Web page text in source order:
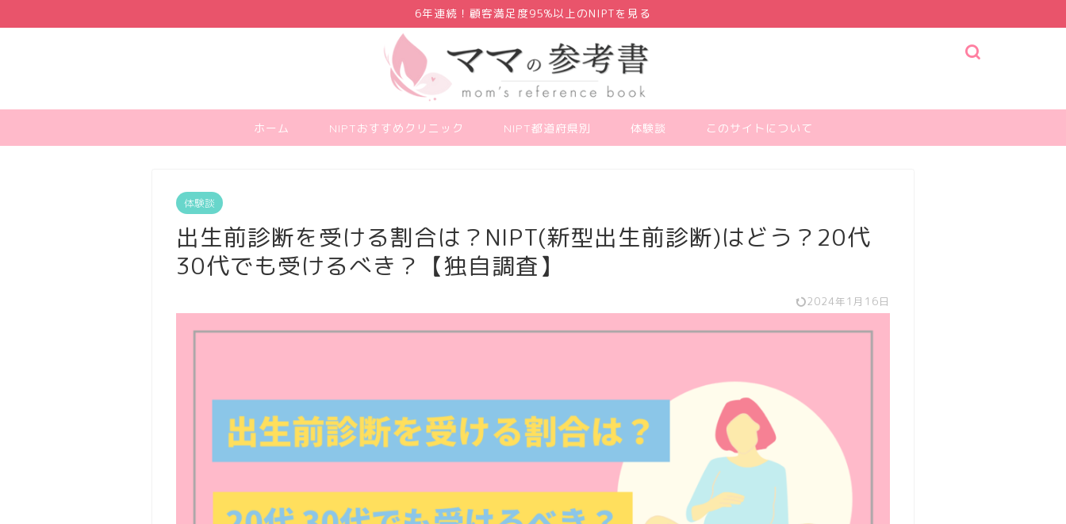
6年連続！顧客満足度95%以上のNIPTを見る
ホーム NIPTおすすめクリニック NIPT都道府県別 体験談 このサイトについて
体験談
出生前診断を受ける割合は？NIPT(新型出生前診断)はどう？20代
30代でも受けるべき？【独自調査】
2024年1月16日